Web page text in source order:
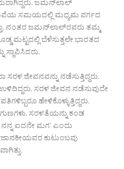
ಜಮನ್‍ಲಾಲ್
ಸಮಯದಲ್ಲಿ ಮಧ್ಯಮ ವರ್ಗದ
ನಂತರ ಜಮನ್‍ಲಾಲ್‍ರವರು ತಮ್ಮ
ಮಟ್ಟದಲ್ಲಿ ಬೆಳೆಸುತ್ತಲೇ ಭಾರತದ
ಸ್ಥಾಪಿಸಿದರು.
ಜೀವನವನ್ನು ನಡೆಸುತ್ತಿದ್ದರು.
ಸರಳ ಜೀವನ ನಡೆಸುವುದೇ
ಹೇಳಿಕೊಳ್ಳುತ್ತಿದ್ದರು.
ಸರಳತೆಯನ್ನು ಕಂಡ
ಐದನೇ ಮಗ’ ಎಂದು
ಕುಟುಂಬವು